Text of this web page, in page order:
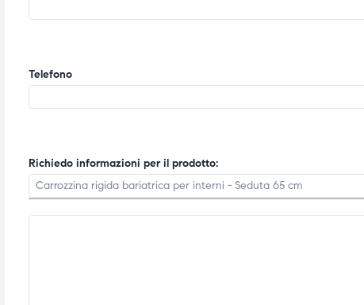
Telefono
Richiedo informazioni per il prodotto: